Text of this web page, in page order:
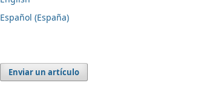
Español (España)
Enviar un artículo